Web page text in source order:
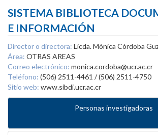
SISTEMA BIBLIOTECA
E INFORMACIÓN
Director o directora: Licda. Mónica Córdoba
Área: OTRAS AREAS
Correo electrónico: monica.cordoba@ucr.ac.cr
Teléfono: (506) 2511-4461 / (506) 2511-4750
Sitio web: www.sibdi.ucr.ac.cr
Personas investigadoras